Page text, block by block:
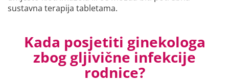
sustavna terapija tabletama.
Kada posjetiti ginekologa
zbog gljivične infekcije
rodnice?